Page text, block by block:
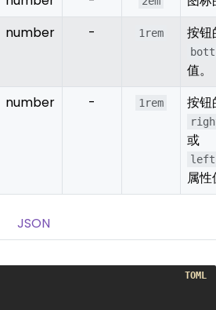
number - 1rem 按钮
值。
number - 1rem 按钮
或
left
属性
JSON